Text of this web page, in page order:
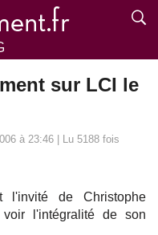
sur LCI le
à 23:46 | Lu 5188 fois
l'invité de Christophe
l'intégralité de son